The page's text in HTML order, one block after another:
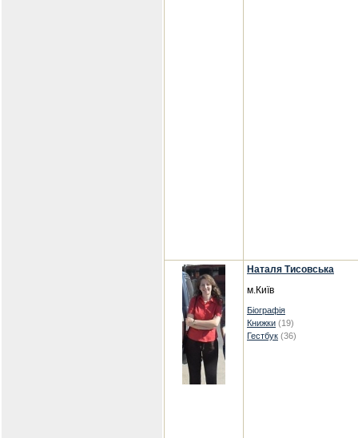
Наталя Тисовська
м.Київ
Біографія
Книжки (19)
Гестбук (36)